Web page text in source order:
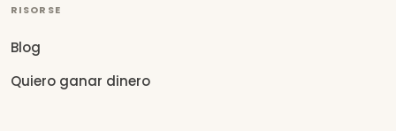
RISORSE
Blog
Quiero ganar dinero